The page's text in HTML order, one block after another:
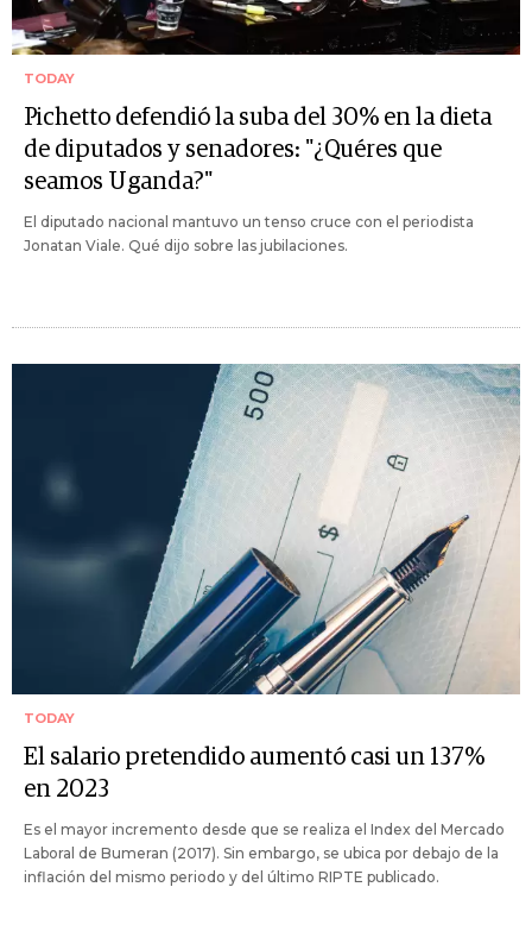
TODAY
Pichetto defendió la suba del 30% en la dieta
de diputados y senadores: "¿Quéres que
seamos Uganda?"
El diputado nacional mantuvo un tenso cruce con el periodista
Jonatan Viale. Qué dijo sobre las jubilaciones.
TODAY
El salario pretendido aumentó casi un 137%
en 2023
Es el mayor incremento desde que se realiza el Index del Mercado
Laboral de Bumeran (2017). Sin embargo, se ubica por debajo de la
inflación del mismo periodo y del último RIPTE publicado.